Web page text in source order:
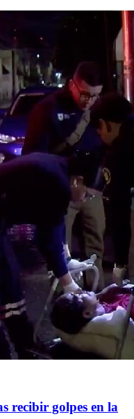
recibir golpes en la